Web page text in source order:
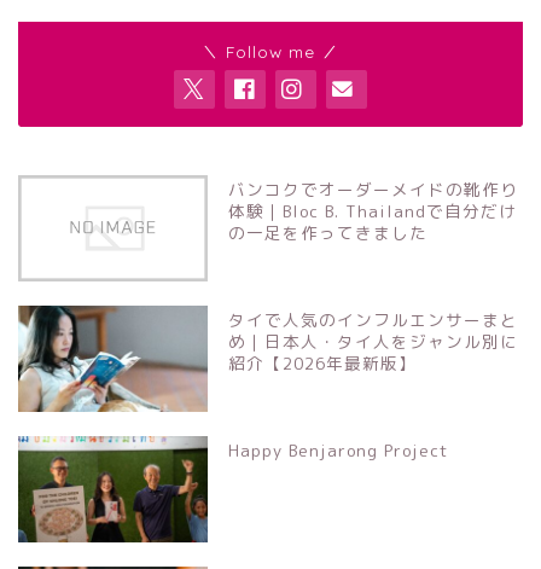
＼ Follow me ／
バンコクでオーダーメイドの靴作り
体験｜Bloc B. Thailandで自分だけ
の一足を作ってきました
タイで人気のインフルエンサーまと
め｜日本人・タイ人をジャンル別に
紹介【2026年最新版】
Happy Benjarong Project